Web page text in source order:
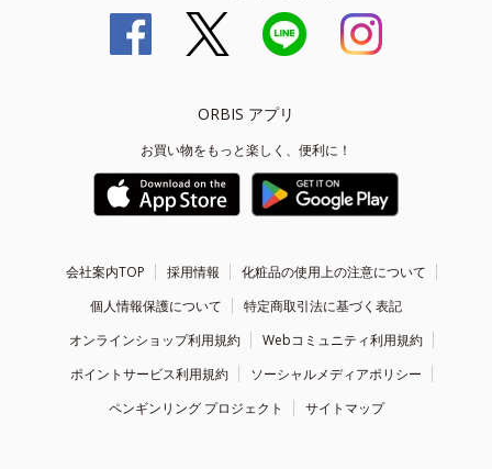
ORBIS アプリ
お買い物をもっと楽しく、便利に！
会社案内TOP 採用情報
化粧品の使用上の注意について
個人情報保護について
特定商取引法に基づく表記
オンラインショップ利用規約
Webコミュニティ利用規約
ポイントサービス利用規約
ソーシャルメディアポリシー
ペンギンリング プロジェクト
サイトマップ